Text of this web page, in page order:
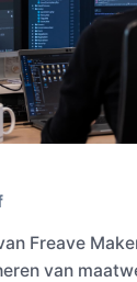
Freave
van